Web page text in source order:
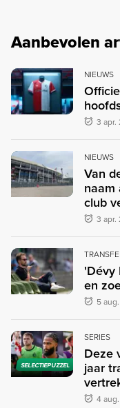
Aanbevolen
NIEUWS
3 apr.
NIEUWS
Van
naam
club
3 apr.
'Dévy
en
5
SELECTIEPUZZEL
SERIES
Deze
jaar
4